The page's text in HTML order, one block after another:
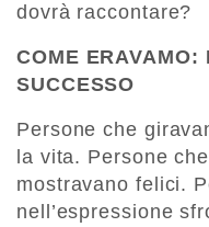
dovrà raccontare?
COME ERAVAMO:
SUCCESSO
Persone che
la vita. Persone
mostravano felici.
nell’espressione